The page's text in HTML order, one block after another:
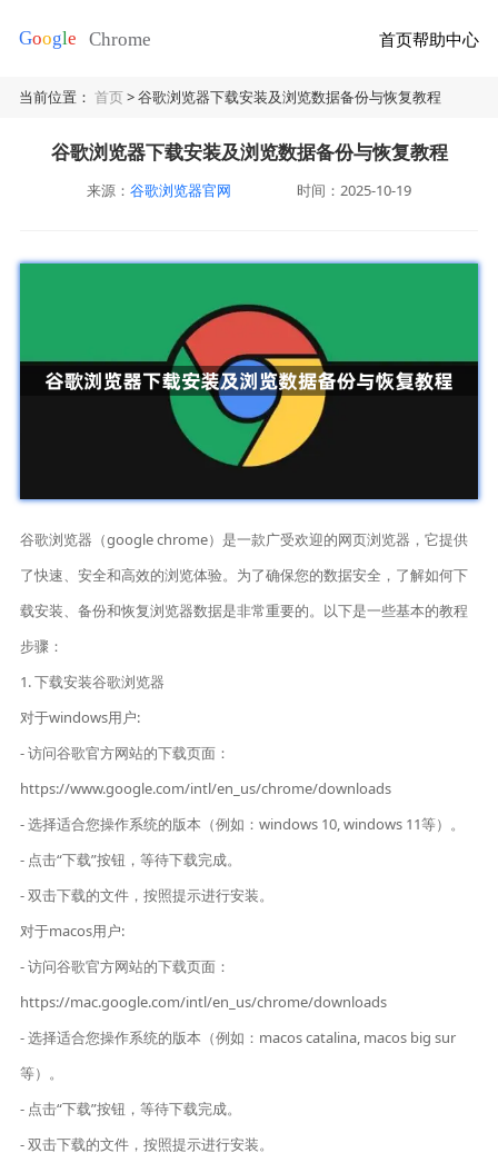
首页帮助中心
当前位置：首页> 谷歌浏览器下载安装及浏览数据备份与恢复教程
谷歌浏览器下载安装及浏览数据备份与恢复教程
来源： 谷歌浏览器官网 时间：2025-10-19
谷歌浏览器（google chrome）是一款广受欢迎的网页浏览器，它提供
了快速、安全和高效的浏览体验。为了确保您的数据安全，了解如何下
载安装、备份和恢复浏览器数据是非常重要的。以下是一些基本的教程
步骤：
1. 下载安装谷歌浏览器
对于windows用户:
- 访问谷歌官方网站的下载页面：
https://www.google.com/intl/en_us/chrome/downloads
- 选择适合您操作系统的版本（例如：windows 10, windows 11等）。
- 点击“下载”按钮，等待下载完成。
- 双击下载的文件，按照提示进行安装。
对于macos用户:
- 访问谷歌官方网站的下载页面：
https://mac.google.com/intl/en_us/chrome/downloads
- 选择适合您操作系统的版本（例如：macos catalina, macos big sur
等）。
- 点击“下载”按钮，等待下载完成。
- 双击下载的文件，按照提示进行安装。